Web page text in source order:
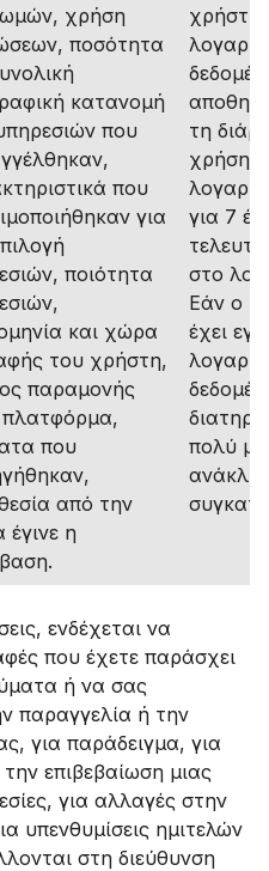
χρήση
ποσότητα
κατανομή
που
που
για
ποιότητα
και χώρα
του χρήστη,
παραμονής
που
από την
έγινε η
τη
χρήσης
για 7
στο
Εάν ο
έχει
πολύ
ενδέχεται να
που έχετε παράσχει
ή να σας
παραγγελία ή την
για παράδειγμα, για
επιβεβαίωση μιας
για αλλαγές στην
υπενθυμίσεις ημιτελών
στη διεύθυνση